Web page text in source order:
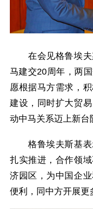
在会见格鲁埃夫
马建交20周年，两
愿根据马方需求，
建设，同时扩大贸
动中马关系迈上新台
格鲁埃夫斯基表
扎实推进，合作领
济园区，为中国企
便利，同中方开展更